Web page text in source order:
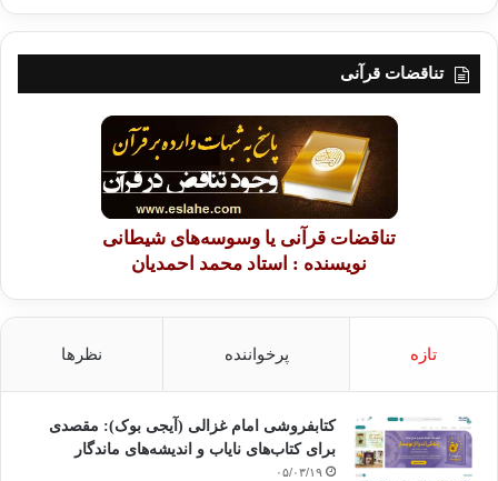
تناقضات قرآنی
تناقضات قرآنی یا وسوسه‌های شیطانی
نویسنده : استاد محمد احمدیان
تازه پرخواننده نظرها
کتابفروشی امام غزالی (آیجی بوک): مقصدی
برای کتاب‌های نایاب و اندیشه‌های ماندگار
۰۵/۰۳/۱۹